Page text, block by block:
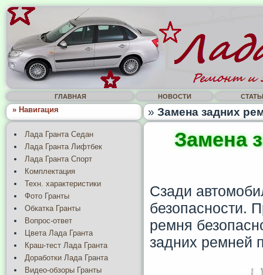
ГЛАВНАЯ НОВОСТИ
» Навигация » Замена задних
Лада Гранта Седан
Лада Гранта Лифтбек
Лада Гранта Спорт
Комплектация
Техн. характеристики
Фото Гранты
Обкатка Гранты
Вопрос-ответ
Цвета Лада Гранта
Краш-тест Лада Гранта
Доработки Лада Гранта
Видео-обзоры Гранты
Замена
Сзади
безопасности.
ремня
задних ремней